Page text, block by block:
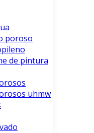
poroso
de pintura
uhmw